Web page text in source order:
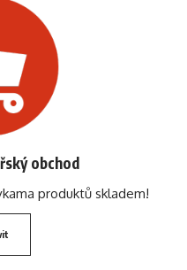
obchod
produktů skladem!